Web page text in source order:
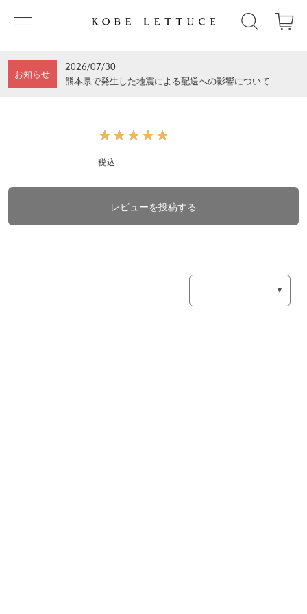
お知らせ
2026/07/30
熊本県で発生した地震による配送への影響について
★★★★★
★★★★★
税込
レビューを投稿する